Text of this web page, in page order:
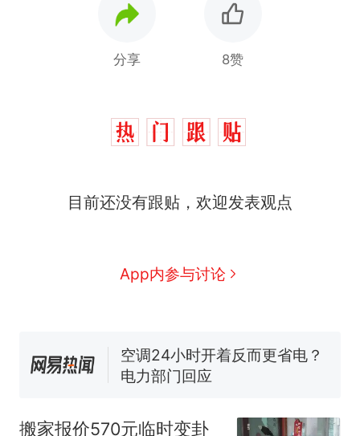
分享 8赞
目前还没有跟贴，欢迎发表观点
App内参与讨论
热 十多万人报名的考试，成绩
全部作废，公平么？
眼了……
空调24小时开着反而更省电？
电力部门回应
试前13名均遭淘汰？教育局：
搬家报价570元临时变卦